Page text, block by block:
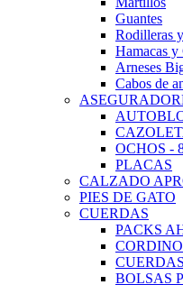
Guantes
Rodilleras
Hamacas
Arneses
Cabos de
OCHOS -
PLACAS
CALZADO
PIES DE GATO
CUERDAS
PACKS
BOLSAS